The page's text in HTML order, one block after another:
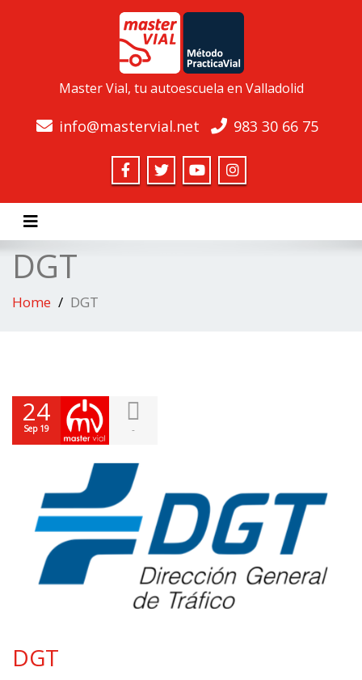
Master Vial, tu autoescuela en Valladolid
info@mastervial.net 983 30 66 75
Toggle navigation
DGT
Home DGT
24
Sep 19 -
DGT